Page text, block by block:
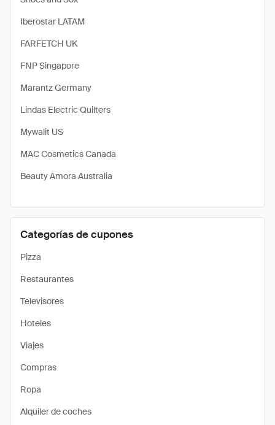
Iberostar LATAM
FARFETCH UK
FNP Singapore
Marantz Germany
Lindas Electric Quilters
Mywalit US
MAC Cosmetics Canada
Beauty Amora Australia
Categorías de cupones
Pizza
Restaurantes
Televisores
Hoteles
Viajes
Compras
Ropa
Alquiler de coches